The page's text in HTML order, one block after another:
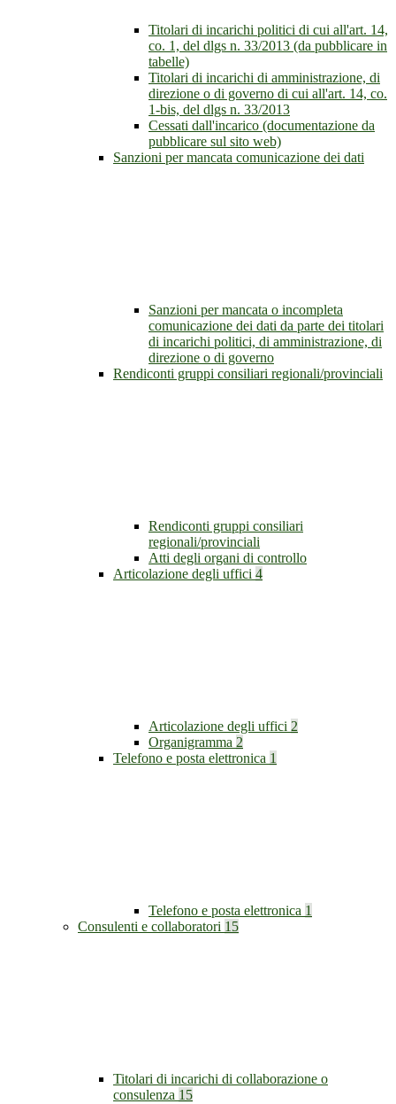
Titolari di incarichi politici di cui all'art. 14,
co. 1, del dlgs n. 33/2013 (da pubblicare in
tabelle)
Titolari di incarichi di amministrazione, di
direzione o di governo di cui all'art. 14, co.
1-bis, del dlgs n. 33/2013
Cessati dall'incarico (documentazione da
pubblicare sul sito web)
Sanzioni per mancata comunicazione dei dati
Sanzioni per mancata o incompleta
comunicazione dei dati da parte dei titolari
di incarichi politici, di amministrazione, di
direzione o di governo
Rendiconti gruppi consiliari regionali/provinciali
Rendiconti gruppi consiliari
regionali/provinciali
Atti degli organi di controllo
Articolazione degli uffici 4
Articolazione degli uffici 2
Organigramma 2
Telefono e posta elettronica 1
Telefono e posta elettronica 1
Consulenti e collaboratori 15
Titolari di incarichi di collaborazione o
consulenza 15